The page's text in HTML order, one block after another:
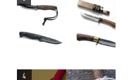
4